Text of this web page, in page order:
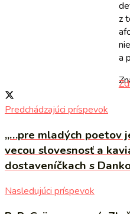
z
a
Predchádzajúci príspevok
„…pre mladých poetov
vecou slovesnosť a
dostaveníčkach s
Nasledujúci príspevok